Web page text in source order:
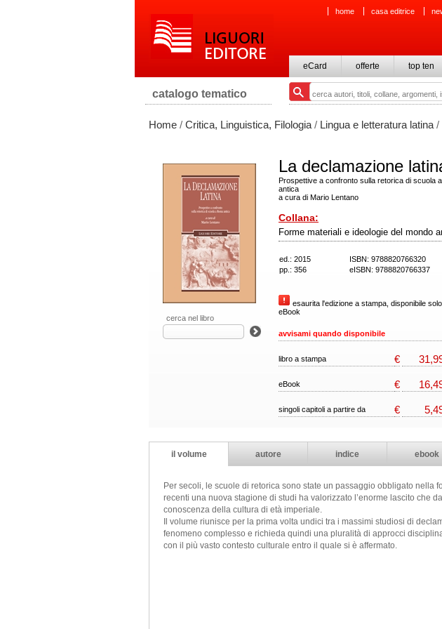
home casa editrice
eCard offerte top ten
catalogo tematico
Home / Critica, Linguistica, Filologia / Lingua e letteratura latina /
cerca nel libro
La declamazione
Prospettive a confronto sulla retorica di scuola
antica
a cura di Mario Lentano
Collana:
Forme materiali e ideologie del mondo
ed.: 2015
ISBN: 9788820766320
pp.: 356
eISBN: 9788820766337
esaurita l'edizione a stampa, disponibile
eBook
avvisami quando disponibile
libro a stampa €
eBook €
singoli capitoli a partire da €
il volume autore indice ebook
Per secoli, le scuole di retorica sono state un passaggio obbligato nella
recenti una nuova stagione di studi ha valorizzato l’enorme lascito che
conoscenza della cultura di età imperiale.
Il volume riunisce per la prima volta undici tra i massimi studiosi di
fenomeno complesso e richieda quindi una pluralità di approcci
con il più vasto contesto culturale entro il quale si è affermato.